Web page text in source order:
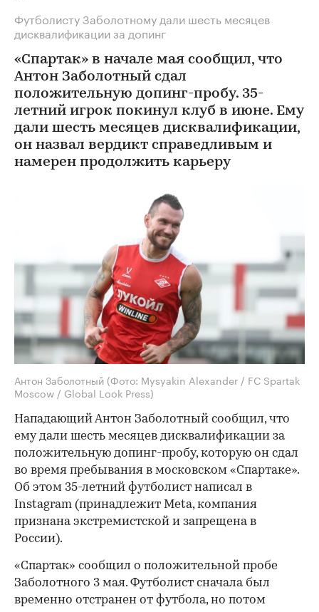
Футболисту Заболотному дали шесть месяцев
дисквалификации за допинг
«Спартак» в начале мая сообщил, что
Антон Заболотный сдал
положительную допинг-пробу. 35-
летний игрок покинул клуб в июне. Ему
дали шесть месяцев дисквалификации,
он назвал вердикт справедливым и
намерен продолжить карьеру
Антон Заболотный (Фото: Mysyakin Alexander / FC Spartak
Moscow / Global Look Press)
Нападающий Антон Заболотный сообщил, что
ему дали шесть месяцев дисквалификации за
положительную допинг-пробу, которую он сдал
во время пребывания в московском «Спартаке».
Об этом 35-летний футболист написал в
Instagram (принадлежит Meta, компания
признана экстремистской и запрещена в
России).
«Спартак» сообщил о положительной пробе
Заболотного 3 мая. Футболист сначала был
временно отстранен от футбола, но потом